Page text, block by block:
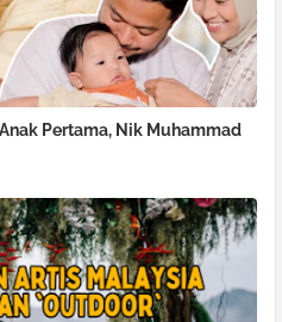
Pertama, Nik Muhammad